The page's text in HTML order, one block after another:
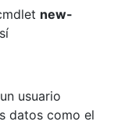
new-
usuario
datos como el